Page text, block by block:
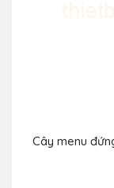
Cây menu